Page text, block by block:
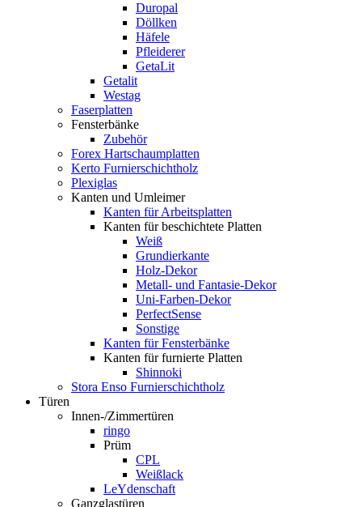
Duropal
Döllken
Häfele
Pfleiderer
GetaLit
Getalit
Westag
Faserplatten
Fensterbänke
Zubehör
Forex Hartschaumplatten
Kerto Furnierschichtholz
Plexiglas
Kanten und Umleimer
Kanten für Arbeitsplatten
Kanten für beschichtete Platten
Weiß
Grundierkante
Holz-Dekor
Metall- und Fantasie-Dekor
Uni-Farben-Dekor
PerfectSense
Sonstige
Kanten für Fensterbänke
Kanten für furnierte Platten
Shinnoki
Stora Enso Furnierschichtholz
Türen
Innen-/Zimmertüren
ringo
Prüm
CPL
Weißlack
LeYdenschaft
Ganzglastüren